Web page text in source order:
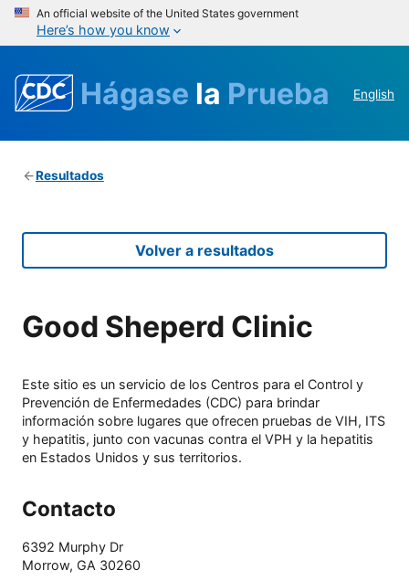
An official website of the United States government
Here’s how you know
Hágase la Prueba English
Resultados
Volver a resultados
Good Sheperd Clinic
Este sitio es un servicio de los Centros para el Control y
Prevención de Enfermedades (CDC) para brindar
información sobre lugares que ofrecen pruebas de VIH, ITS
y hepatitis, junto con vacunas contra el VPH y la hepatitis
en Estados Unidos y sus territorios.
Contacto
6392 Murphy Dr
Morrow, GA 30260